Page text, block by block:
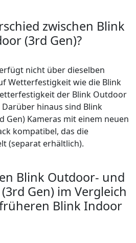
zwischen Blink
(3rd Gen)?
nicht über dieselben
Wetterfestigkeit wie die Blink
der Blink Outdoor
hinaus sind Blink
Kameras mit einem neuen
kompatibel, das die
(separat erhältlich).
Blink Outdoor- und
Gen) im Vergleich
Blink Indoor